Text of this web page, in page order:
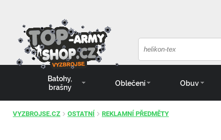
Batohy,
brašny
Oblečení Obuv
VYZBROJSE.CZ OSTATNÍ REKLAMNÍ PŘEDMĚTY